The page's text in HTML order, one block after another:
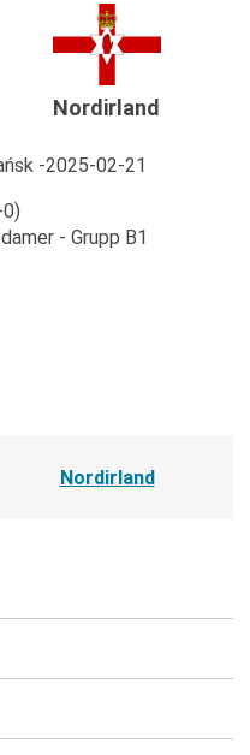
2025-02-21
- Grupp B1
Nordirland
Nordirland